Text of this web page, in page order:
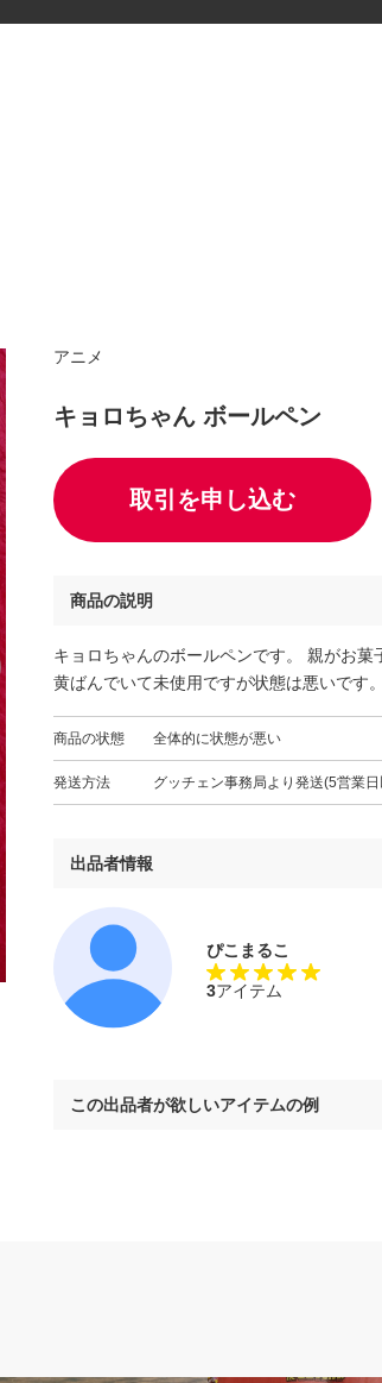
アニメ
キョロちゃん ボールペン
取引を申し込む
商品の説明
キョロちゃんのボールペンです。 親がお菓
黄ばんでいて未使用ですが状態は悪いです。
商品の状態 全体的に状態が悪い
発送方法 グッチェン事務局より発送(5営業
出品者情報
ぴこまるこ
3アイテム
この出品者が欲しいアイテムの例